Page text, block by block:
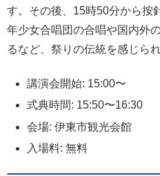
す。その後、15時50分から按
年少女合唱団の合唱や国内外
るなど、祭りの伝統を感じら
講演会開始: 15:00〜
式典時間: 15:50〜16:30
会場: 伊東市観光会館
入場料: 無料